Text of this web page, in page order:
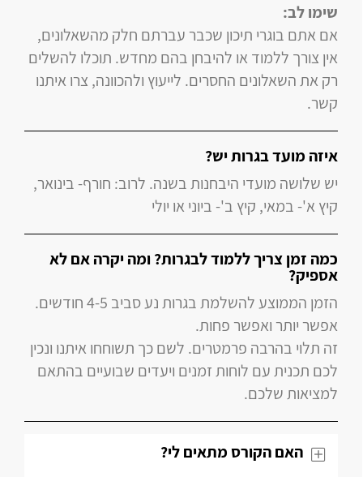
שימו לב:
אם אתם בוגרי תיכון שכבר עברתם חלק מהשאלונים,
אין צורך ללמוד או להיבחן בהם מחדש. תוכלו להשלים
רק את השאלונים החסרים. לייעוץ ולהכוונה, צרו איתנו
קשר.
איזה מועד בגרות יש?
יש שלושה מועדי היבחנות בשנה. לרוב: חורף- בינואר,
קיץ א'- במאי, קיץ ב'- ביוני או יולי
כמה זמן צריך ללמוד לבגרות? ומה יקרה אם לא
אספיק?
הזמן הממוצע להשלמת בגרות נע סביב 4-5 חודשים.
אפשר יותר ואפשר פחות.
זה תלוי בהרבה פרמטרים. לשם כך תשוחחו איתנו ונכין
לכם תכנית עם לוחות זמנים ויעדים שבועיים בהתאם
למציאות שלכם.
האם הקורס מתאים לי?